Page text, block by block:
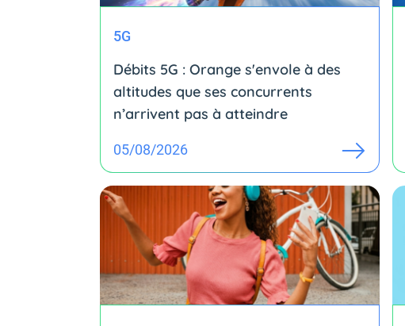
5G
Débits 5G : Orange s'envole à des
altitudes que ses concurrents
n’arrivent pas à atteindre
05/08/2026